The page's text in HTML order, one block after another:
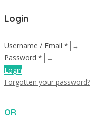
Login
Username / Email *
Password *
Login
Forgotten your password?
OR